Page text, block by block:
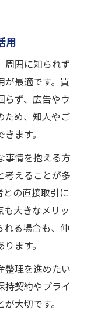
用
周囲に知られず
が最適です。買
らず、広告やウ
ため、知人やご
ます。
事情を抱える方
考えることが多
との直接取引に
も大きなメリッ
れる場合も、仲
ます。
整理を進めたい
持契約やプライ
大切です。